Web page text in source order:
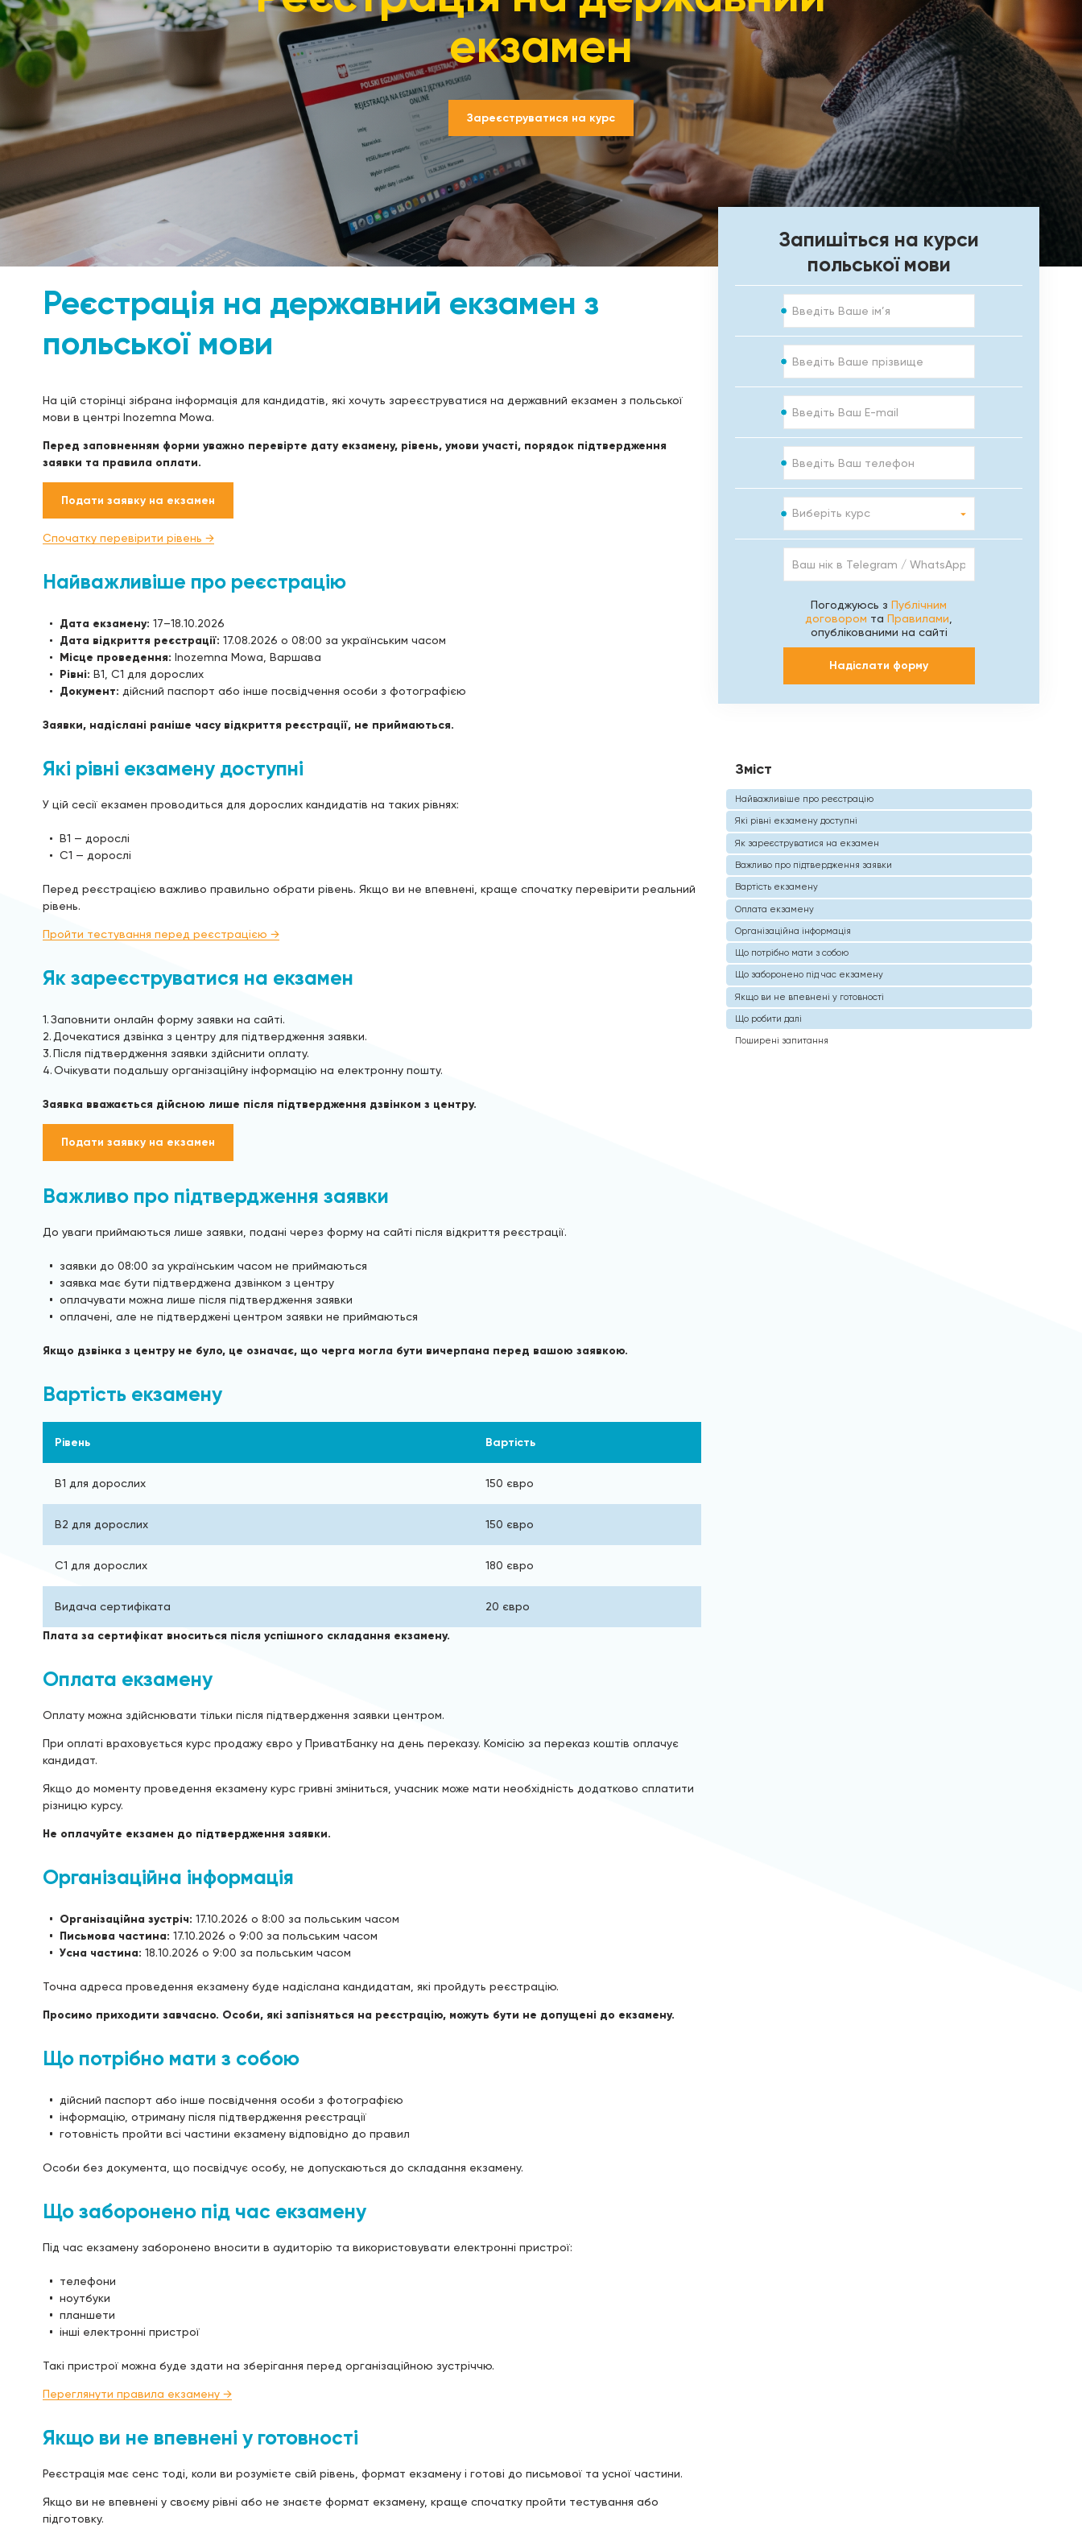
екзамен
Зареєструватися на курс
Реєстрація на державний екзамен з
польської мови
На цій сторінці зібрана інформація для кандидатів, які хочуть зареєструватися на державний екзамен з польської
мови в центрі Inozemna Mowa.
Перед заповненням форми уважно перевірте дату екзамену, рівень, умови участі, порядок підтвердження
заявки та правила оплати.
Подати заявку на екзамен
Спочатку перевірити рівень →
Найважливіше про реєстрацію
Дата екзамену: 17–18.10.2026
Дата відкриття реєстрації: 17.08.2026 о 08:00 за українським часом
Місце проведення: Inozemna Mowa, Варшава
Рівні: B1, C1 для дорослих
Документ: дійсний паспорт або інше посвідчення особи з фотографією
Заявки, надіслані раніше часу відкриття реєстрації, не приймаються.
Які рівні екзамену доступні
У цій сесії екзамен проводиться для дорослих кандидатів на таких рівнях:
B1 — дорослі
C1 — дорослі
Перед реєстрацією важливо правильно обрати рівень. Якщо ви не впевнені, краще спочатку перевірити реальний
рівень.
Пройти тестування перед реєстрацією →
Як зареєструватися на екзамен
Заповнити онлайн форму заявки на сайті.
Дочекатися дзвінка з центру для підтвердження заявки.
Після підтвердження заявки здійснити оплату.
Очікувати подальшу організаційну інформацію на електронну пошту.
Заявка вважається дійсною лише після підтвердження дзвінком з центру.
Подати заявку на екзамен
Важливо про підтвердження заявки
До уваги приймаються лише заявки, подані через форму на сайті після відкриття реєстрації.
заявки до 08:00 за українським часом не приймаються
заявка має бути підтверджена дзвінком з центру
оплачувати можна лише після підтвердження заявки
оплачені, але не підтверджені центром заявки не приймаються
Якщо дзвінка з центру не було, це означає, що черга могла бути вичерпана перед вашою заявкою.
Вартість екзамену
Рівень Вартість
B1 для дорослих 150 євро
B2 для дорослих 150 євро
C1 для дорослих 180 євро
Видача сертифіката 20 євро
Плата за сертифікат вноситься після успішного складання екзамену.
Оплата екзамену
Оплату можна здійснювати тільки після підтвердження заявки центром.
При оплаті враховується курс продажу євро у ПриватБанку на день переказу. Комісію за переказ коштів оплачує
кандидат.
Якщо до моменту проведення екзамену курс гривні зміниться, учасник може мати необхідність додатково сплатити
різницю курсу.
Не оплачуйте екзамен до підтвердження заявки.
Організаційна інформація
Організаційна зустріч: 17.10.2026 о 8:00 за польським часом
Письмова частина: 17.10.2026 о 9:00 за польським часом
Усна частина: 18.10.2026 о 9:00 за польським часом
Точна адреса проведення екзамену буде надіслана кандидатам, які пройдуть реєстрацію.
Просимо приходити завчасно. Особи, які запізняться на реєстрацію, можуть бути не допущені до екзамену.
Що потрібно мати з собою
дійсний паспорт або інше посвідчення особи з фотографією
інформацію, отриману після підтвердження реєстрації
готовність пройти всі частини екзамену відповідно до правил
Особи без документа, що посвідчує особу, не допускаються до складання екзамену.
Що заборонено під час екзамену
Під час екзамену заборонено вносити в аудиторію та використовувати електронні пристрої:
телефони
ноутбуки
планшети
інші електронні пристрої
Такі пристрої можна буде здати на зберігання перед організаційною зустріччю.
Переглянути правила екзамену →
Якщо ви не впевнені у готовності
Реєстрація має сенс тоді, коли ви розумієте свій рівень, формат екзамену і готові до письмової та усної частини.
Якщо ви не впевнені у своєму рівні або не знаєте формат екзамену, краще спочатку пройти тестування або
підготовку.
Запишіться на курси
польської мови
mail
Виберіть курс
нік
в
WhatsApp
Viber
Погоджуюсь зПублічним
договором таПравилами
опублікованими на сайті
Надіслати форму
Зміст
Найважливіше про реєстрацію
Які рівні екзамену доступні
Як зареєструватися на екзамен
Важливо про підтвердження заявки
Вартість екзамену
Оплата екзамену
Організаційна інформація
Що потрібно мати з собою
Що заборонено під час екзамену
Якщо ви не впевнені у готовності
Що робити далі
Поширені запитання